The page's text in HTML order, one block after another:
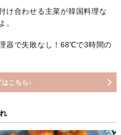
け合わせる主菜が韓国料理な
。
器で失敗なし！68℃で3時間の
はこちら♪